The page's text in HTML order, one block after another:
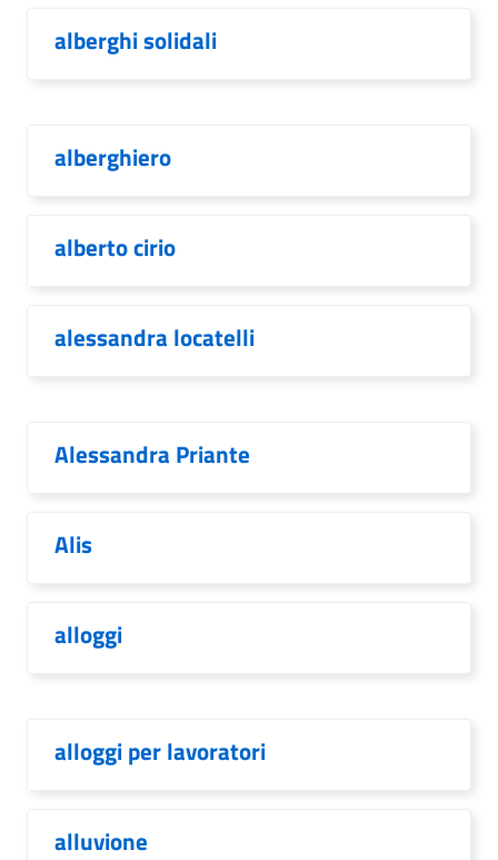
alberghi solidali
alberghiero
alberto cirio
alessandra locatelli
Alessandra Priante
Alis
alloggi
alloggi per lavoratori
alluvione